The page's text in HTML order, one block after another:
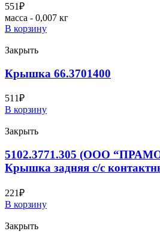
551₽
масса - 0,007 кг
В корзину
Закрыть
Крышка 66.3701400
511₽
В корзину
Закрыть
5102.3771.305 (ООО
Крышка задняя с/с
221₽
В корзину
Закрыть